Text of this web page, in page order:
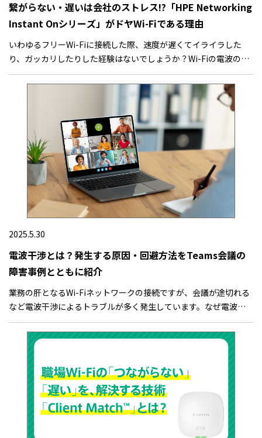
繋がらない・遅いは会社のストレス!?「HPE Networking
Instant Onシリーズ」がドヤWi-Fiである理由
いわゆるフリーWi-Fiに接続した際、速度が遅くてイライラした
り、ガッカリしたりした経験はないでしょうか？Wi-Fiの電波の質
は目に見えませんから、繋がるかどうかや速度については接続し
てみるまで分かりません。あなたの店舗やオフィスなどでお客様
にWi-Fiを開放している場合、そんなガッカリ経験をお客様にさせ
てしまっているかもしれません。もしかすると、自分自身や社員
自身が、遅くて安定していないWi-Fiにストレスを抱えているかも
しれませんね。
2025.5.30
電波干渉とは？発生する原因・回避方法をTeams会議の
障害事例とともに紹介
業務の肝となるWi-Fiネットワークの接続ですが、会議が途切れる
など電波干渉によるトラブルが多く発生しています。なぜ電波干
渉が起きてしまうのでしょうか？本記事では、Microsoft Teams
会議のトラブルを解決した実際の事例をもとに、Wi-Fiの電波干渉
が起きる原因や回避方法について解説します。会議のネットワー
ク状態が悪い、電波干渉による障害を解決したい方はぜひご覧く
ださい。